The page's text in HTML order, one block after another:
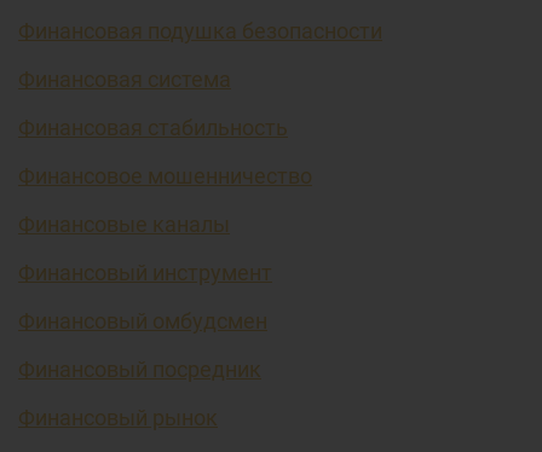
Финансовая подушка безопасности
Финансовая система
Финансовая стабильность
Финансовое мошенничество
Финансовые каналы
Финансовый инструмент
Финансовый омбудсмен
Финансовый посредник
Финансовый рынок